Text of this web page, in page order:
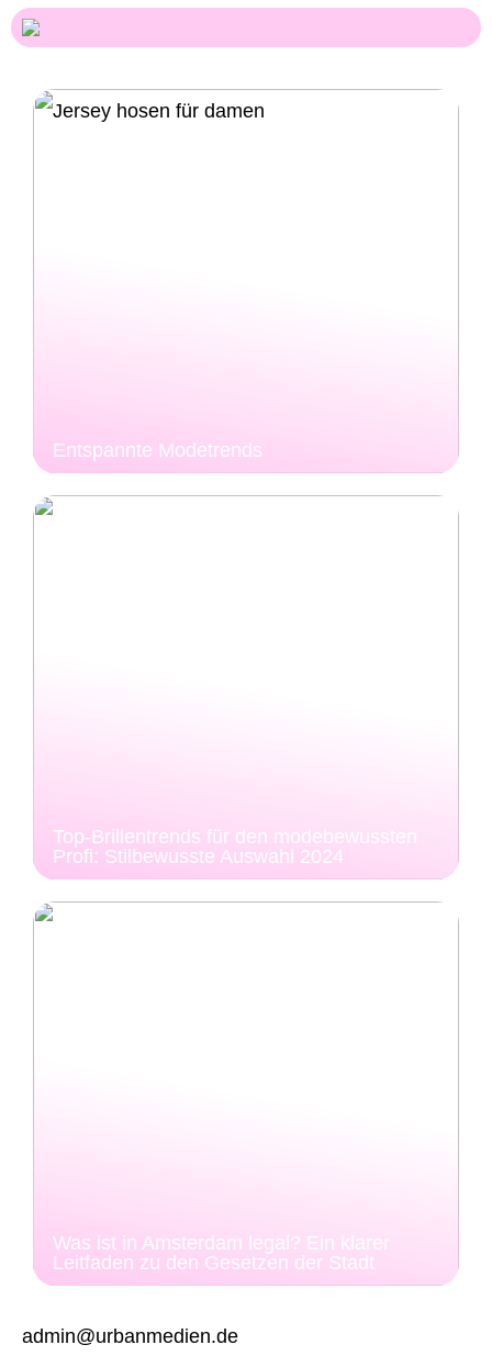
Entspannte Modetrends
Top-Brillentrends für den modebewussten
Profi: Stilbewusste Auswahl 2024
Was ist in Amsterdam legal? Ein klarer
Leitfaden zu den Gesetzen der Stadt
admin@urbanmedien.de